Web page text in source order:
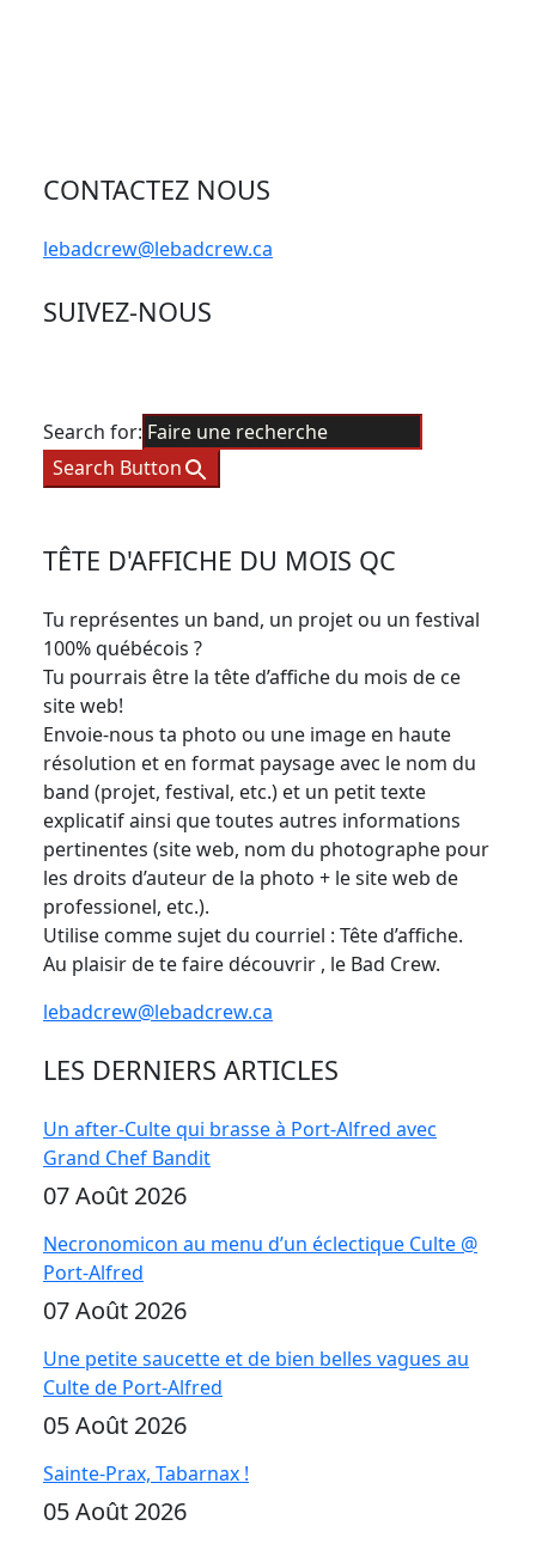
CONTACTEZ NOUS
lebadcrew@lebadcrew.ca
SUIVEZ-NOUS
Search for:
Search Button
TÊTE D'AFFICHE DU MOIS QC
Tu représentes un band, un projet ou un festival
100% québécois ?
Tu pourrais être la tête d’affiche du mois de ce
site web!
Envoie-nous ta photo ou une image en haute
résolution et en format paysage avec le nom du
band (projet, festival, etc.) et un petit texte
explicatif ainsi que toutes autres informations
pertinentes (site web, nom du photographe pour
les droits d’auteur de la photo + le site web de
professionel, etc.).
Utilise comme sujet du courriel : Tête d’affiche.
Au plaisir de te faire découvrir , le Bad Crew.
lebadcrew@lebadcrew.ca
LES DERNIERS ARTICLES
Un after-Culte qui brasse à Port-Alfred avec
Grand Chef Bandit
07 Août 2026
Necronomicon au menu d’un éclectique Culte @
Port-Alfred
07 Août 2026
Une petite saucette et de bien belles vagues au
Culte de Port-Alfred
05 Août 2026
Sainte-Prax, Tabarnax !
05 Août 2026